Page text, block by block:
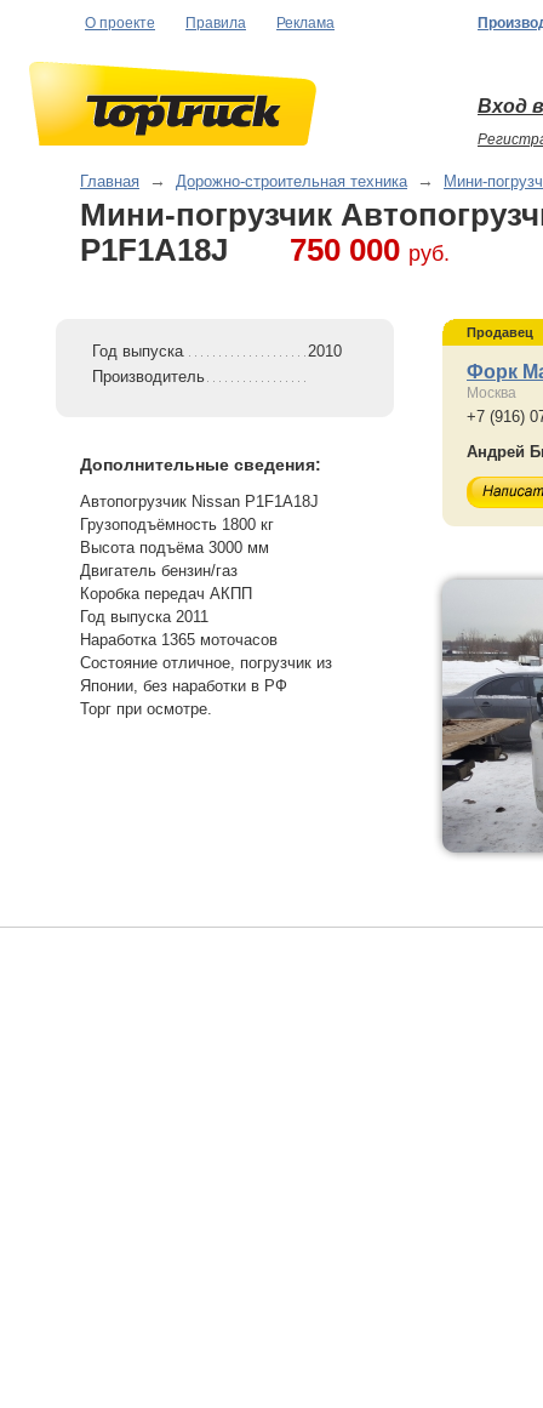
О проекте Правила Реклама
Вход
Главная → Дорожно-строительная техника → Мини-
Мини-погрузчик
P1F1A18J
750 000 руб.
Год выпуска
2010
Производитель
Дополнительные сведения:
Автопогрузчик Nissan P1F1A18J
Грузоподъёмность 1800 кг
Высота подъёма 3000 мм
Двигатель бензин/газ
Коробка передач АКПП
Год выпуска 2011
Наработка 1365 моточасов
Состояние отличное, погрузчик из
Японии, без наработки в РФ
Торг при осмотре.
Продавец
Форк
Москва
+7 (916)
Андрей